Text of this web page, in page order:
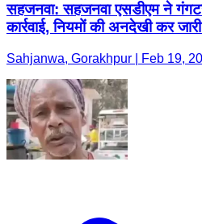
सहजनवा: सहजनवा एसडीएम ने
कार्रवाई, नियमों की अनदेखी कर
Sahjanwa, Gorakhpur | Feb 19,